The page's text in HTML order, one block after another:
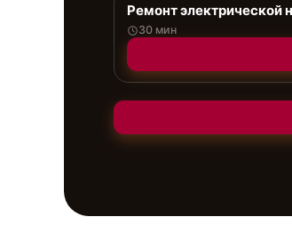
Ремонт электрической
30 мин